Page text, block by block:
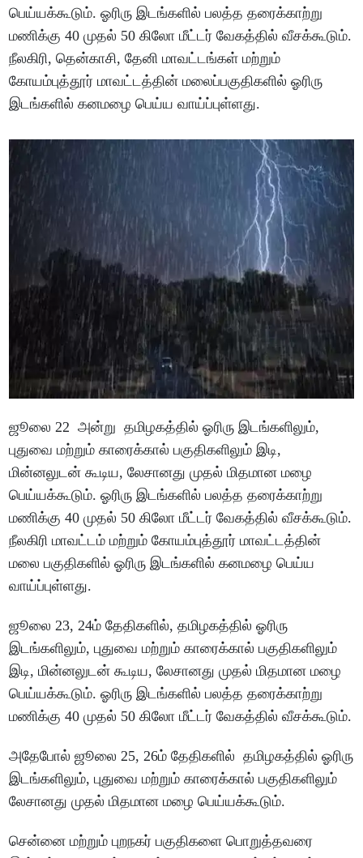
பெய்யக்கூடும். ஓரிரு இடங்களில் பலத்த தரைக்காற்று
மணிக்கு 40 முதல் 50 கிலோ மீட்டர் வேகத்தில் வீசக்கூடும்.
நீலகிரி, தென்காசி, தேனி மாவட்டங்கள் மற்றும்
கோயம்புத்தூர் மாவட்டத்தின் மலைப்பகுதிகளில் ஓரிரு
இடங்களில் கனமழை பெய்ய வாய்ப்புள்ளது.
ஜூலை 22 அன்று தமிழகத்தில் ஓரிரு இடங்களிலும்,
புதுவை மற்றும் காரைக்கால் பகுதிகளிலும் இடி,
மின்னலுடன் கூடிய, லேசானது முதல் மிதமான மழை
பெய்யக்கூடும். ஓரிரு இடங்களில் பலத்த தரைக்காற்று
மணிக்கு 40 முதல் 50 கிலோ மீட்டர் வேகத்தில் வீசக்கூடும்.
நீலகிரி மாவட்டம் மற்றும் கோயம்புத்தூர் மாவட்டத்தின்
மலை பகுதிகளில் ஓரிரு இடங்களில் கனமழை பெய்ய
வாய்ப்புள்ளது.
ஜூலை 23, 24ம் தேதிகளில், தமிழகத்தில் ஓரிரு
இடங்களிலும், புதுவை மற்றும் காரைக்கால் பகுதிகளிலும்
இடி, மின்னலுடன் கூடிய, லேசானது முதல் மிதமான மழை
பெய்யக்கூடும். ஓரிரு இடங்களில் பலத்த தரைக்காற்று
மணிக்கு 40 முதல் 50 கிலோ மீட்டர் வேகத்தில் வீசக்கூடும்.
அதேபோல் ஜூலை 25, 26ம் தேதிகளில் தமிழகத்தில் ஓரிரு
இடங்களிலும், புதுவை மற்றும் காரைக்கால் பகுதிகளிலும்
லேசானது முதல் மிதமான மழை பெய்யக்கூடும்.
சென்னை மற்றும் புறநகர் பகுதிகளை பொறுத்தவரை